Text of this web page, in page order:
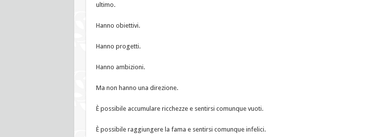
ultimo.
Hanno obiettivi.
Hanno progetti.
Hanno ambizioni.
Ma non hanno una direzione.
È possibile accumulare ricchezze e sentirsi comunque vuoti.
È possibile raggiungere la fama e sentirsi comunque infelici.